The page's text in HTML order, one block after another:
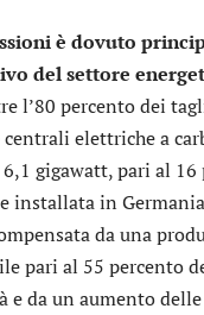
è dovuto
del settore
l’80 percento dei
elettriche a
gigawatt, pari al 16
installata in
da una
pari al 55 percento
e da un aumento